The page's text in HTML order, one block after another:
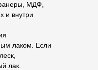
МДФ,
и внутри
лаком. Если
лак.